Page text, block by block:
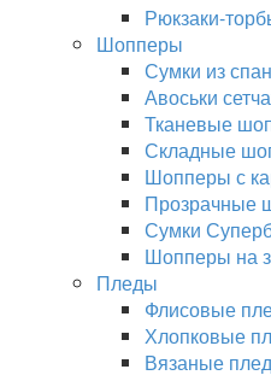
Рюкзаки-
Шопперы
Сумки из
Авоськи
Тканевые
Складные
Шопперы с
Прозрачные
Сумки
Шопперы на
Пледы
Флисовые
Хлопковые
Вязаные